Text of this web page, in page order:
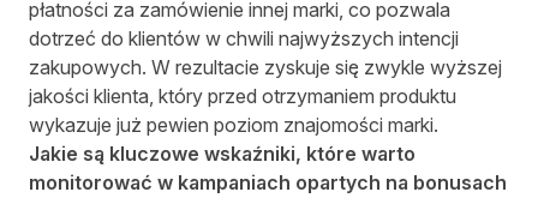
płatności za zamówienie innej marki, co pozwala
dotrzeć do klientów w chwili najwyższych intencji
zakupowych. W rezultacie zyskuje się zwykle wyższej
jakości klienta, który przed otrzymaniem produktu
wykazuje już pewien poziom znajomości marki.
Jakie są kluczowe wskaźniki, które warto
monitorować w kampaniach opartych na bonusach